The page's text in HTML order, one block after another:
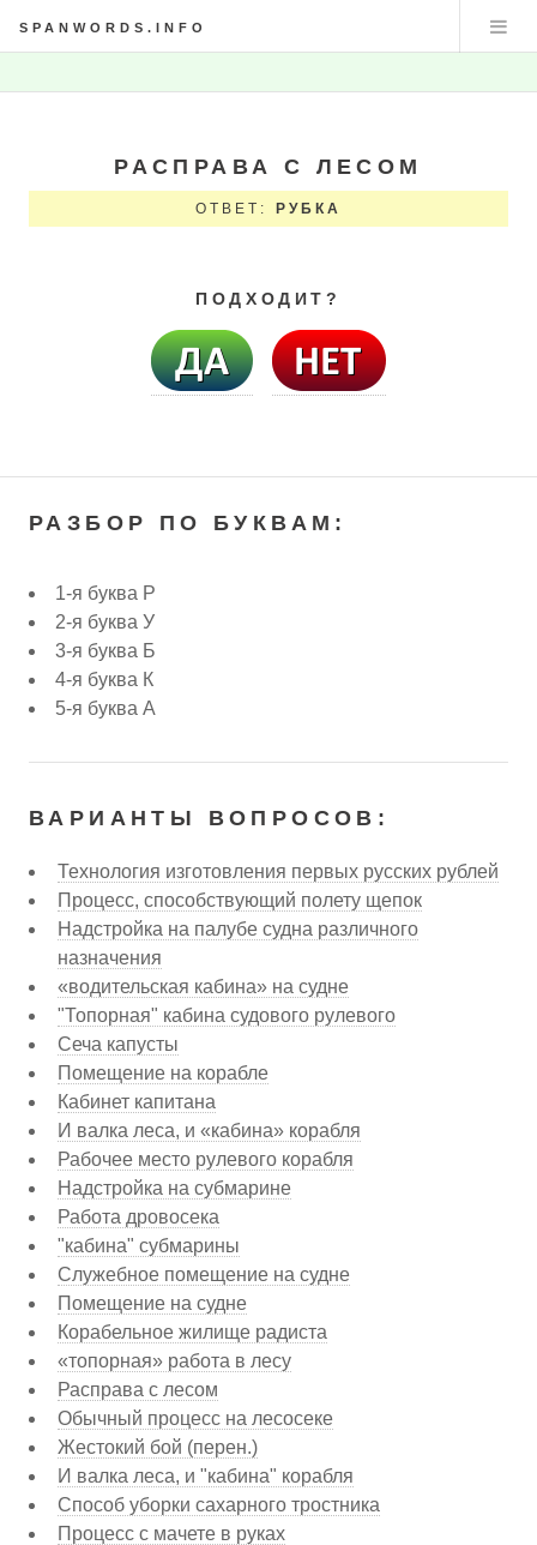
SPANWORDS.INFO
РАСПРАВА С ЛЕСОМ
ОТВЕТ: РУБКА
ПОДХОДИТ?
РАЗБОР ПО БУКВАМ:
1-я буква Р
2-я буква У
3-я буква Б
4-я буква К
5-я буква А
ВАРИАНТЫ ВОПРОСОВ:
Технология изготовления первых русских рублей
Процесс, способствующий полету щепок
Надстройка на палубе судна различного
назначения
«водительская кабина» на судне
"Топорная" кабина судового рулевого
Сеча капусты
Помещение на корабле
Кабинет капитана
И валка леса, и «кабина» корабля
Рабочее место рулевого корабля
Надстройка на субмарине
Работа дровосека
"кабина" субмарины
Служебное помещение на судне
Помещение на судне
Корабельное жилище радиста
«топорная» работа в лесу
Расправа с лесом
Обычный процесс на лесосеке
Жестокий бой (перен.)
И валка леса, и "кабина" корабля
Способ уборки сахарного тростника
Процесс с мачете в руках